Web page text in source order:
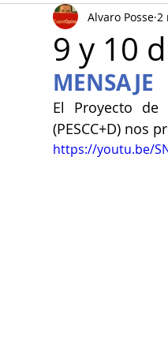
Asopadres SENA
Educación Física R y D
9 y 10
Alvaro Posse 2
MENSAJE
El Proyecto de
(PESCC+D) nos
https://youtu.be/